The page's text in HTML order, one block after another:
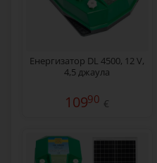
Енергизатор DL 4500, 12 V,
4,5 джаула
10990 €